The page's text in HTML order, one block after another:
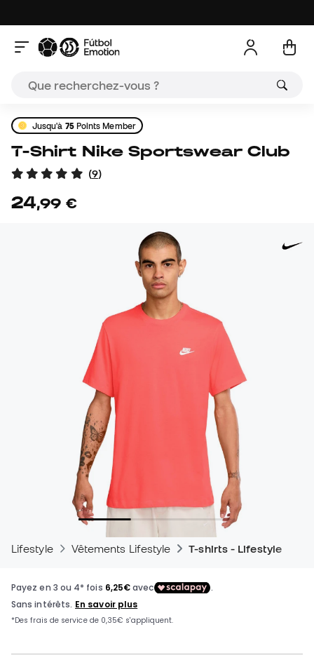
Jusqu'à 75Points Member
T-Shirt Nike Sportswear Club
(9)
24,99 €
Lifestyle Vêtements Lifestyle T-shirts - Lifestyle